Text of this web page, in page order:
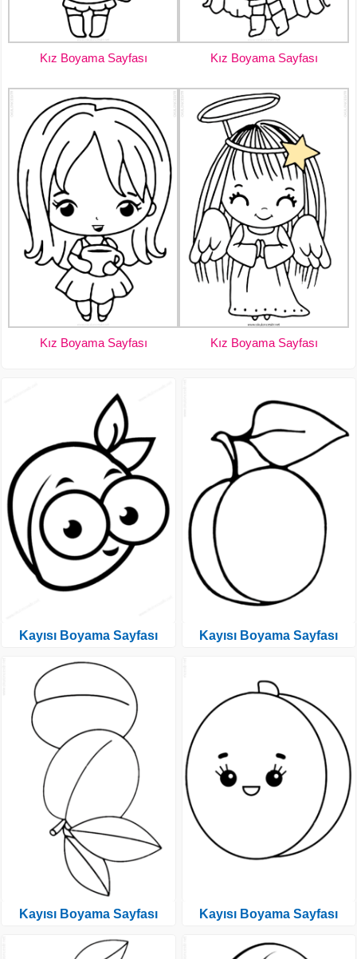
Kız Boyama Sayfası Kız Boyama Sayfası
Kız Boyama Sayfası Kız Boyama Sayfası
Kayısı Boyama Sayfası
Kayısı Boyama Sayfası
Kayısı Boyama Sayfası
Kayısı Boyama Sayfası